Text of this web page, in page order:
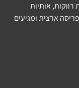
אותיות
ארצית ומגיעים